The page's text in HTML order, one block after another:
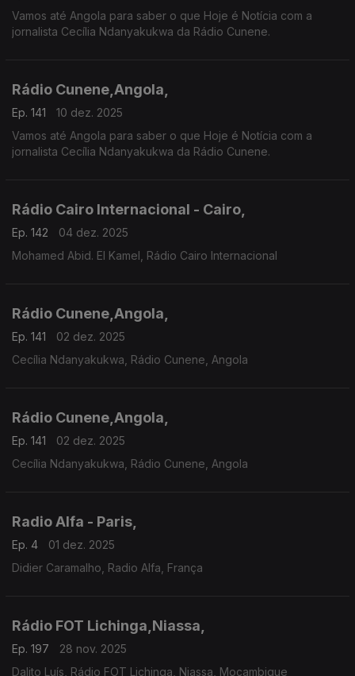
Vamos até Angola para saber o que Hoje é Notícia com a
jornalista Cecília Ndanyakukwa da Rádio Cunene.
Rádio Cunene,Angola,
Ep. 141
10 dez. 2025
Vamos até Angola para saber o que Hoje é Notícia com a
jornalista Cecília Ndanyakukwa da Rádio Cunene.
Rádio Cairo Internacional - Cairo,
Ep. 142
04 dez. 2025
Mohamed Abid. El Kamel, Rádio Cairo Internacional
Rádio Cunene,Angola,
Ep. 141
02 dez. 2025
Cecília Ndanyakukwa, Rádio Cunene, Angola
Rádio Cunene,Angola,
Ep. 141
02 dez. 2025
Cecília Ndanyakukwa, Rádio Cunene, Angola
Radio Alfa - Paris,
Ep. 4
01 dez. 2025
Didier Caramalho, Radio Alfa, França
Rádio FOT Lichinga,Niassa,
Ep. 197
28 nov. 2025
Dalito Luís, Rádio FOT Lichinga, Niassa, Moçambique